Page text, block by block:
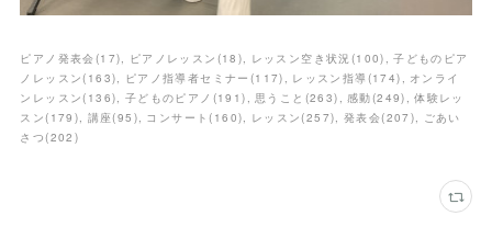
ピアノ発表会(17) ピアノレッスン (18 ) レッスン空き状況(100)
子どものピア
ノレッスン( 163) ピアノ指導者セミナー (117) レッスン指導 (174)
オンライ
ンレッスン( 136) 子どものピアノ (191) 思うこと (263) 感動(249)
体験レッ
スン( 179 ) 講座(95 ) コンサート( 160) レッスン(257) 発表会(207 )
ごあい
さつ(202 )